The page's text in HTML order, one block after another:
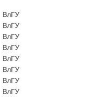
ВлГУ
ВлГУ
ВлГУ
ВлГУ
ВлГУ
ВлГУ
ВлГУ
ВлГУ